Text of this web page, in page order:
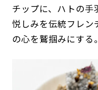
チップに、ハトの手
悦しみを伝統フレン
の心を鷲掴みにする。